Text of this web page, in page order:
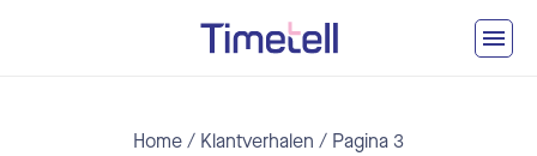
Home/ Klantverhalen / Pagina 3